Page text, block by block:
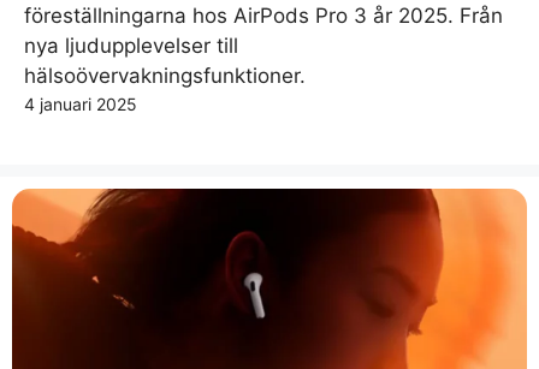
föreställningarna hos AirPods Pro 3 år 2025. Från
nya ljudupplevelser till
hälsoövervakningsfunktioner.
4 januari 2025